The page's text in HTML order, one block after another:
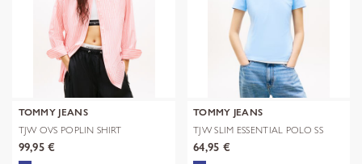
TOMMY JEANS
TJW OVS POPLIN SHIRT
99,95 €
TOMMY JEANS
TJW SLIM ESSENTIAL POLO SS
64,95 €